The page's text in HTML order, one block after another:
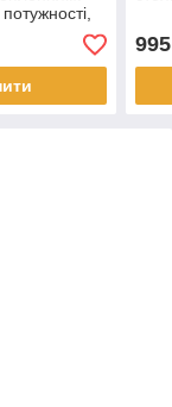
995